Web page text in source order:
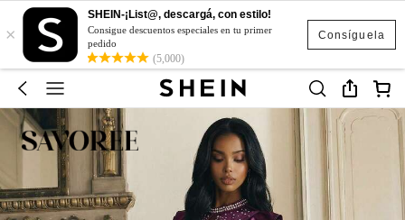
Consíguela
×
SHEIN-¡List@, descargá, con estilo!
Consigue descuentos especiales en tu primer
pedido
(5,000)